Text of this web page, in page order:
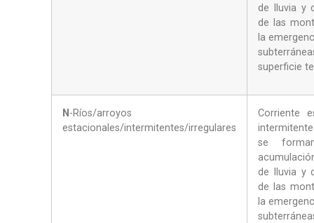
de lluvia y
de las
la
superficie
N -Ríos/arroyos
estacionales/intermitentes/irregulares
Corriente
se
de lluvia y
de las
la